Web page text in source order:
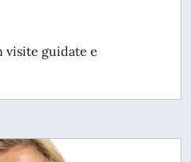
visite guidate e